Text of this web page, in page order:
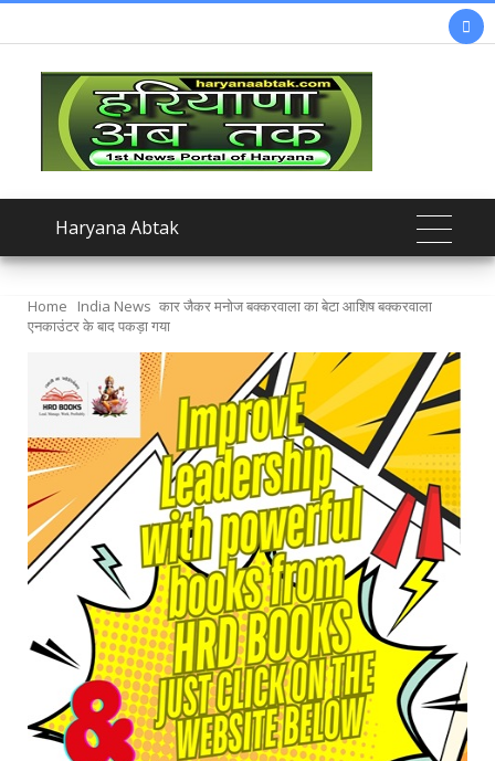

Haryana Abtak
Home India News कार जैकर मनोज बक्करवाला का बेटा आशिष बक्करवाला
एनकाउंटर के बाद पकड़ा गया